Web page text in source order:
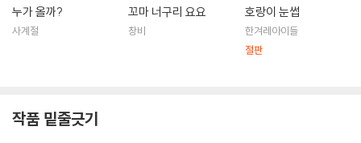
누가 올까?
사계절
꼬마 너구리 요요
창비
호랑이 눈썹
한겨레아이들
절판
작품 밑줄긋기